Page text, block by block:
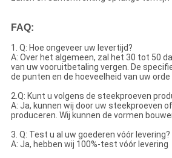
FAQ:
1. Q: Hoe ongeveer uw levertijd?
A: Over het algemeen, zal het 30 tot 50
van uw vooruitbetaling vergen. De
de punten en de hoeveelheid van uw orde
2.Q: Kunt u volgens de steekproeven
A: Ja, kunnen wij door uw steekproeven
produceren. Wij kunnen de vormen
3. Q: Test u al uw goederen vóór levering?
A: Ja, hebben wij 100%-test vóór levering